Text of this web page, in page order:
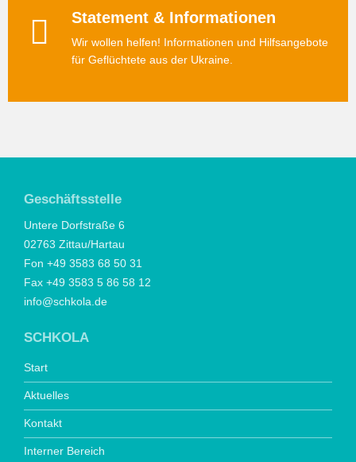
Statement & Informationen
Wir wollen helfen! Informationen und Hilfsangebote
für Geflüchtete aus der Ukraine.
Geschäftsstelle
Untere Dorfstraße 6
02763 Zittau/Hartau
Fon +49 3583 68 50 31
Fax +49 3583 5 86 58 12
info@schkola.de
SCHKOLA
Start
Aktuelles
Kontakt
Interner Bereich